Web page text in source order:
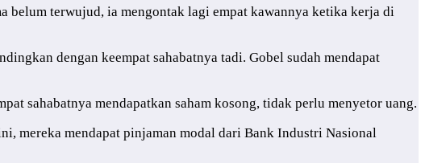
terwujud, ia mengontak lagi empat kawannya ketika kerja di
dengan keempat sahabatnya tadi. Gobel sudah mendapat
sahabatnya mendapatkan saham kosong, tidak perlu menyetor uang.
mereka mendapat pinjaman modal dari Bank Industri Nasional